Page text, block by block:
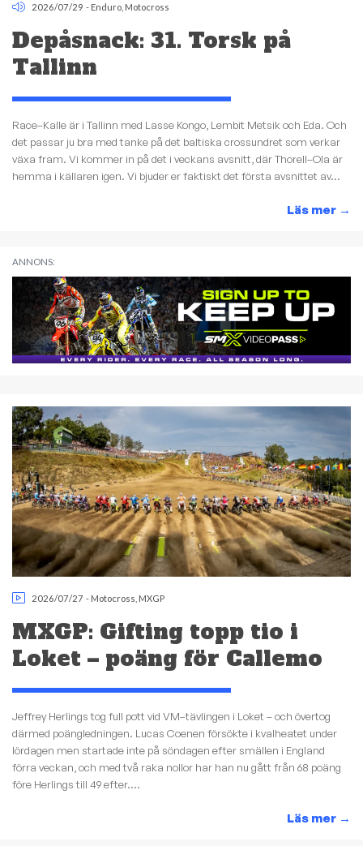
2026/07/29 - Enduro Motocross
Depåsnack: 31. Torsk på
Tallinn
Race–Kalle är i Tallinn med Lasse Kongo, Lembit Metsik och Eda. Och
det passar ju bra med tanke på det baltiska crossundret som verkar
växa fram. Vi kommer in på det i veckans avsnitt, där Thorell–Ola är
hemma i källaren igen. Vi bjuder er faktiskt det första avsnittet av...
Läs mer →
ANNONS:
2026/07/27 - Motocross MXGP
MXGP: Gifting topp tio i
Loket – poäng för Callemo
Jeffrey Herlings tog full pott vid VM–tävlingen i Loket – och övertog
därmed poängledningen. Lucas Coenen försökte i kvalheatet under
lördagen men startade inte på söndagen efter smällen i England
förra veckan, och med två raka nollor har han nu gått från 68 poäng
före Herlings till 49 efter....
Läs mer →